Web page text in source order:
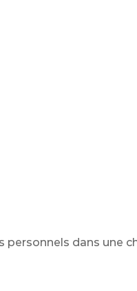
personnels dans une